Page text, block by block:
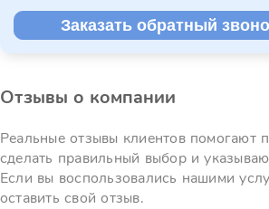
Заказать обратный
Отзывы о компании
Реальные отзывы клиентов помогают
сделать правильный выбор и
Если вы воспользовались нашими
оставить свой отзыв.